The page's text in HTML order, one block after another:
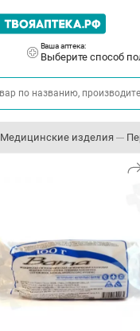
Ваша аптека:
Выберите способ
Медицинские изделия